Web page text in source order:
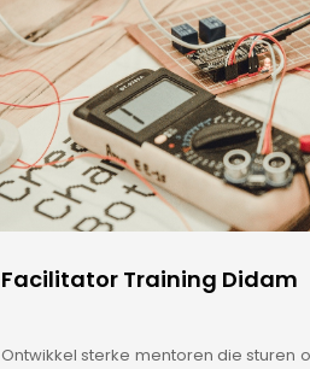
Facilitator Training Didam
Ontwikkel sterke mentoren die sturen